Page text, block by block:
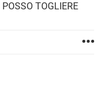
TOGLIERE